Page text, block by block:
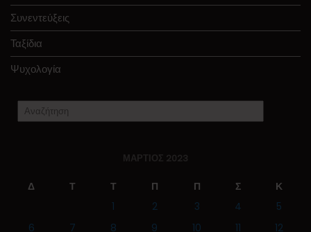
Συνεντεύξεις
Ταξίδια
Ψυχολογία
ΜΆΡΤΙΟΣ 2023
Δ Τ Τ Π Π Σ
Κ
1
2 3 4
5
6
7 8 9 10 11 12